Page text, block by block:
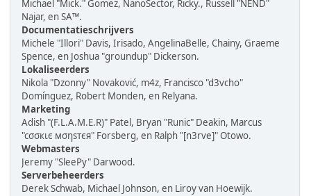
Michael "Mick." Gomez, NanoSector, Ricky., Russell "NEND"
Najar, en SA™.
Documentatieschrijvers
Michele "Illori" Davis, Irisado, AngelinaBelle, Chainy, Graeme
Spence, en Joshua "groundup" Dickerson.
Lokaliseerders
Nikola "Dzonny" Novaković, m4z, Francisco "d3vcho"
Domínguez, Robert Monden, en Relyana.
Marketing
Adish "(F.L.A.M.E.R)" Patel, Bryan "Runic" Deakin, Marcus
"cσσкιє мσηѕтєя" Forsberg, en Ralph "[n3rve]" Otowo.
Webmasters
Jeremy "SleePy" Darwood.
Serverbeheerders
Derek Schwab, Michael Johnson, en Liroy van Hoewijk.